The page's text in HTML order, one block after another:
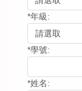
*年級:
*學號:
*姓名: